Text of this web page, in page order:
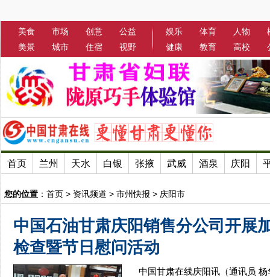
美食 市场 创意
公益
美景
城市 住宿 视野
娱乐 体育 人物
健康
教育 高校
首页 兰州 天水 白银 张掖 武威 酒泉 庆阳
您的位置 ： 首页 > 资讯频道 > 市州快报 > 庆阳市
中国石油甘肃庆阳销售分公司开展
检查暨节日慰问活动
中国甘肃在线庆阳讯（通讯员